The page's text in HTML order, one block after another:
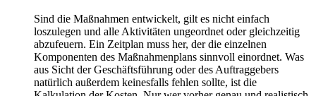
Sind die Maßnahmen entwickelt, gilt es nicht einfach
loszulegen und alle Aktivitäten ungeordnet oder gleichzeitig
abzufeuern. Ein Zeitplan muss her, der die einzelnen
Komponenten des Maßnahmenplans sinnvoll einordnet. Was
aus Sicht der Geschäftsführung oder des Auftraggebers
natürlich außerdem keinesfalls fehlen sollte, ist die